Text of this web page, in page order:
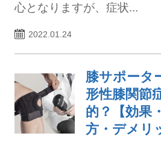
心となりますが、症状...
2022.01.24
膝サポータ
形性膝関節
的？【効果
方・デメリ